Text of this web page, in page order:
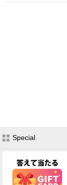
Special